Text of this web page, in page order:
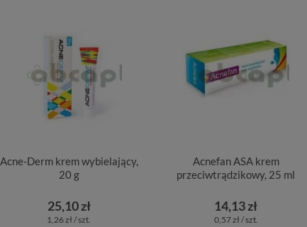
Acne-Derm krem wybielający,
20 g
25,10 zł
1,26 zł / szt.
Acnefan ASA krem
przeciwtrądzikowy, 25 ml
14,13 zł
0,57 zł / szt.